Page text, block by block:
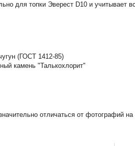
для топки Эверест D10 и учитывает
(ГОСТ 1412-85)
камень "Талькохлорит"
отличаться от фотографий на